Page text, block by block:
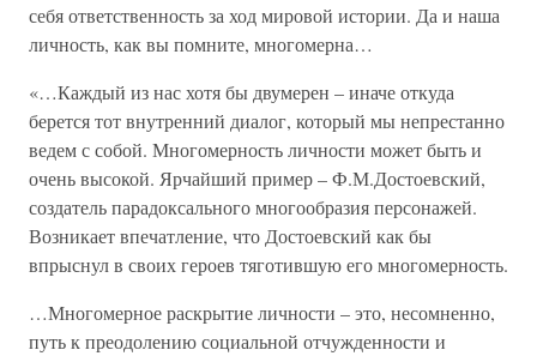
себя ответственность за ход мировой истории. Да и наша
личность, как вы помните, многомерна…
«…Каждый из нас хотя бы двумерен – иначе откуда
берется тот внутренний диалог, который мы непрестанно
ведем с собой. Многомерность личности может быть и
очень высокой. Ярчайший пример – Ф.М.Достоевский,
создатель парадоксального многообразия персонажей.
Возникает впечатление, что Достоевский как бы
впрыснул в своих героев тяготившую его многомерность.
…Многомерное раскрытие личности – это, несомненно,
путь к преодолению социальной отчужденности и